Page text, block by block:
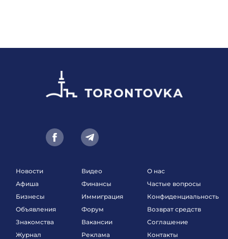
Новости
Афиша
Бизнесы
Объявления
Знакомства
Журнал
Видео
Финансы
Иммиграция
Форум
Вакансии
Реклама
О нас
Частые вопросы
Конфиденциальность
Возврат средств
Соглашение
Контакты